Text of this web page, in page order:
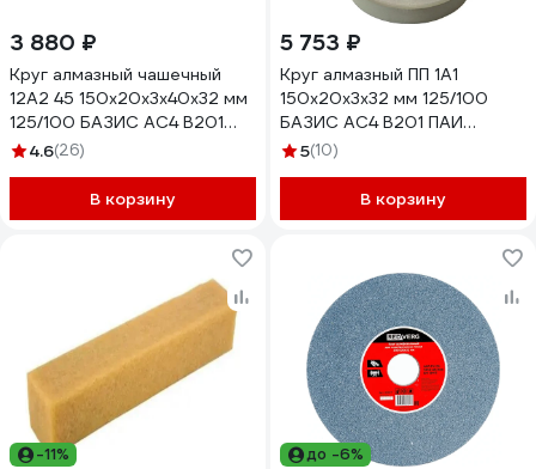
3 880 ₽
Круг алмазный чашечный
12А2 45 150х20х3х40х32 мм
125/100 БАЗИС АС4 В201
ПАИ 4820235010966
4.6(26)
В корзину
5 753 ₽
Круг алмазный ПП 1А1
150х20х3х32 мм 125/100
БАЗИС АС4 В201 ПАИ
4820235010638
5(10)
В корзину
-11% до -6%